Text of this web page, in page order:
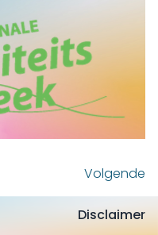
Volgende
Disclaimer